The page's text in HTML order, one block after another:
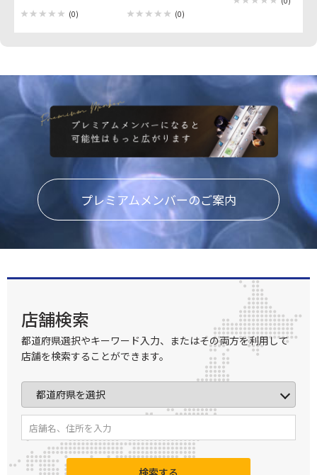
11 Pro]
(0)
ック]
(0)
プレミアムメンバーのご案内
店舗検索
都道府県選択やキーワード入力、またはその両方を利用して
店舗を検索することができます。
検索する